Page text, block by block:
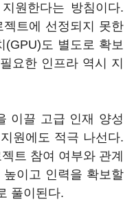
원한다는 방침이다.
트에 선정되지 못한
(GPU)도 별도로 확보
요한 인프라 역시 지
이끌 고급 인재 양성
원에도 적극 나선다.
트 참여 여부와 관계
이고 인력을 확보할
풀이된다.